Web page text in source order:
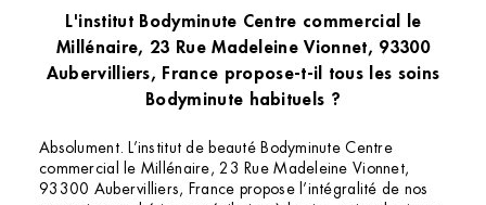
L'institut Bodyminute Centre commercial le
Millénaire, 23 Rue Madeleine Vionnet, 93300
Aubervilliers, France propose-t-il tous les soins
Bodyminute habituels ?
Absolument. L’institut de beauté Bodyminute Centre
commercial le Millénaire, 23 Rue Madeleine Vionnet,
93300 Aubervilliers, France propose l’intégralité de nos